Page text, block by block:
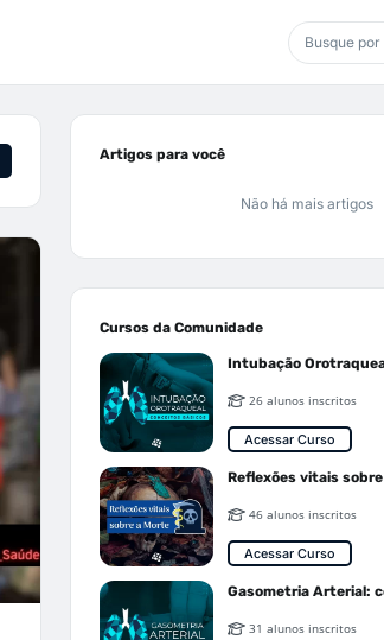
Artigos para você
Não há mais artigos
Cursos da Comunidade
26 alunos inscritos
Acessar Curso
Reflexões vitais
46 alunos inscritos
Acessar Curso
Gasometria Arterial:
31 alunos inscritos